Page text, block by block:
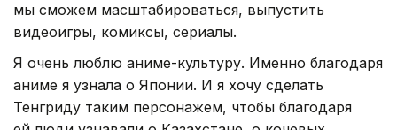
мы сможем масштабироваться, выпустить
видеоигры, комиксы, сериалы.
Я очень люблю аниме-культуру. Именно благодаря
аниме я узнала о Японии. И я хочу сделать
Тенгриду таким персонажем, чтобы благодаря